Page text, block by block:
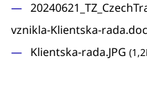
vznikla-Klientska-
Klientska-rada.JPG